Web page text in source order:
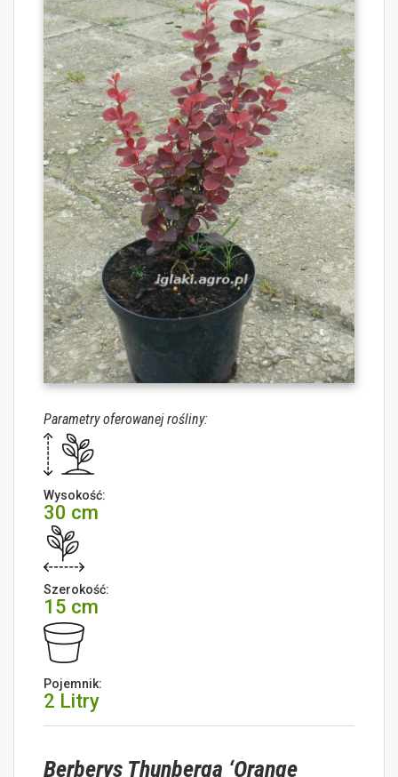
Parametry oferowanej rośliny:
Wysokość:
30 cm
Szerokość:
15 cm
Pojemnik:
2 Litry
Berberys Thunberga ‘Orange